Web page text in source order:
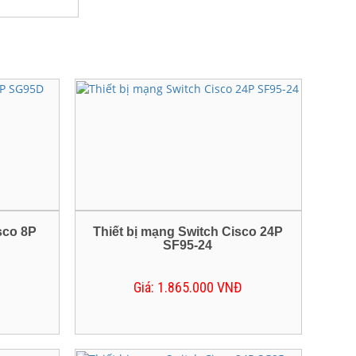
8P
Thiết bị mạng Switch Cisco 24P
SF95-24
Giá: 1.865.000 VNĐ